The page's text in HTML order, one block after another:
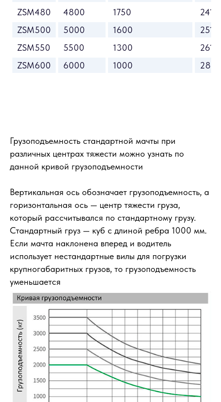
ZSM480
4800 1750
2415
ZSM500
5000 1600
2515
ZSM550
5500 1300
2615
ZSM600
6000 1000 2815
Грузоподъемность стандартной мачты при
различных центрах тяжести можно узнать по
данной кривой грузоподъемности
Вертикальная ось обозначает грузоподъемность, а
горизонтальная ось — центр тяжести груза,
который рассчитывался по стандартному грузу.
Стандартный груз — куб с длиной ребра 1000 мм.
Если мачта наклонена вперед и водитель
использует нестандартные вилы для погрузки
крупногабаритных грузов, то грузоподъемность
уменьшается